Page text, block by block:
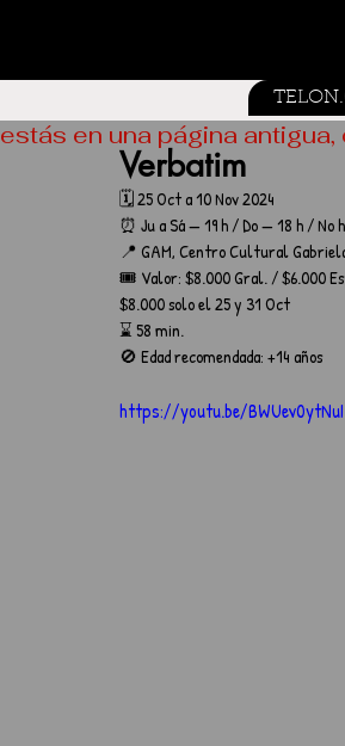
Verbatim
🗓️ 25 Oct a 10 Nov 2024
⏰ Ju a Sá — 19 h / Do — 18 h /
📍 GAM, Centro Cultural
🎟️ Valor: $8.000 Gral. / $6.000
$8.000 solo el 25 y 31 Oct
⌛ 58 min.
🚫 Edad recomendada: +14 años
https://youtu.be/BWUev0ytNuI
estás en una página